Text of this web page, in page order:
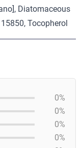
Diatomaceous
Tocopherol
0%
0%
0%
0%